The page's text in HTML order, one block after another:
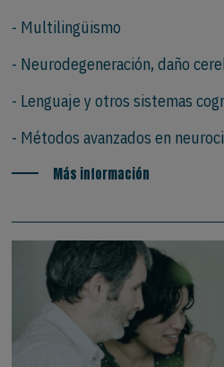
- Multilingüismo
- Neurodegeneración, daño
- Lenguaje y otros sistemas
- Métodos avanzados en
Más información